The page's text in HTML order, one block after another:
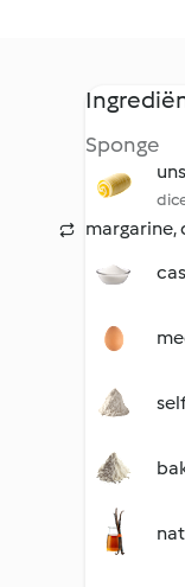
Sponge
margarine,